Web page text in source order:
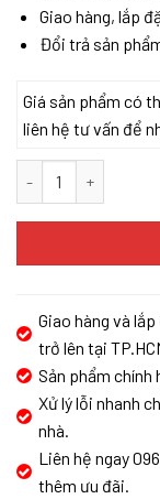
Giao hàng, lắp
Đổi trả sản
Giá sản phẩm có
liên hệ tư vấn để
Giao hàng và
trở lên tại
Sản phẩm chính
Xử lý lỗi nhanh
nhà.
Liên hệ ngay
thêm ưu đãi.